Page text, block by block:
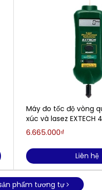
Máy đo tốc độ vòng
xúc và lasez EXTECH
19,999 rpm)
6.665.000₫
Liên hệ
phẩm tương tự